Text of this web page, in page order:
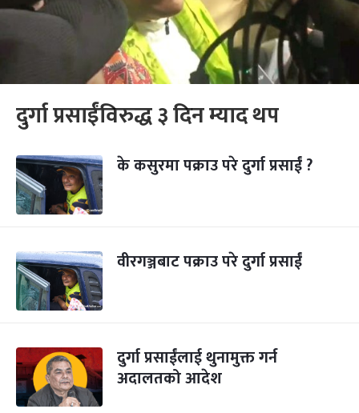
दुर्गा प्रसाईंविरुद्ध ३ दिन म्याद थप
के कसुरमा पक्राउ परे दुर्गा प्रसाईं ?
वीरगञ्जबाट पक्राउ परे दुर्गा प्रसाईं
दुर्गा प्रसाईंलाई थुनामुक्त गर्न
अदालतको आदेश